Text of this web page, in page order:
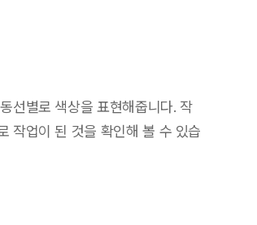
선별로 색상을 표현해줍니다. 작
작업이 된 것을 확인해 볼 수 있습